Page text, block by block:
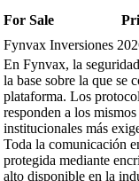
For Sale
Fynvax Inversiones
En Fynvax, la
la base sobre la que se
plataforma. Los
responden a los
institucionales más ex
Toda la comunicación
protegida mediante
alto disponible en la